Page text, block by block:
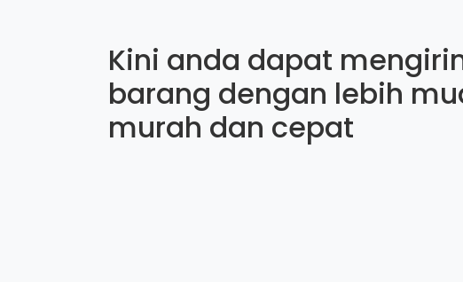
Kini anda dapat
barang dengan lebih
murah dan cepat